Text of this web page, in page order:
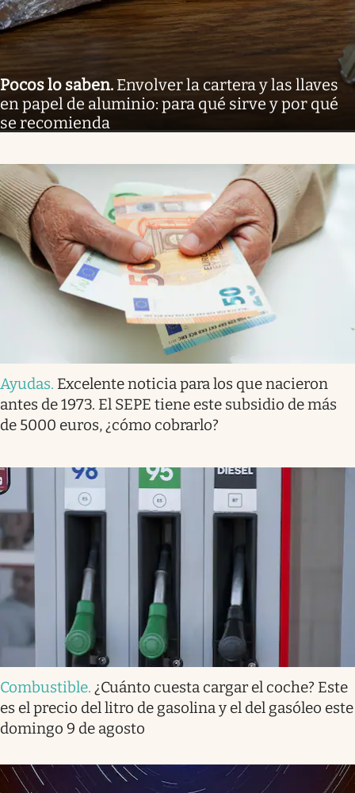
Pocos lo saben. Envolver la cartera y las llaves
en papel de aluminio: para qué sirve y por qué
se recomienda
Ayudas. Excelente noticia para los que nacieron
antes de 1973. El SEPE tiene este subsidio de más
de 5000 euros, ¿cómo cobrarlo?
Combustible. ¿Cuánto cuesta cargar el coche? Este
es el precio del litro de gasolina y el del gasóleo este
domingo 9 de agosto